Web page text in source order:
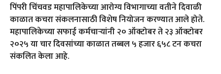
पिंपरी चिंचवड महापालिकेच्या आरोग्य विभागाच्या वतीने दिवाळी
काळात कचरा संकलनासाठी विशेष नियोजन करण्यात आले होते.
महापालिकेच्या सफाई कर्मचाऱ्यांनी २० ऑक्टोबर ते २३ ऑक्टोबर
२०२५ या चार दिवसांच्या काळात तब्बल ५ हजार ६५८ टन कचरा
संकलित केला आहे.